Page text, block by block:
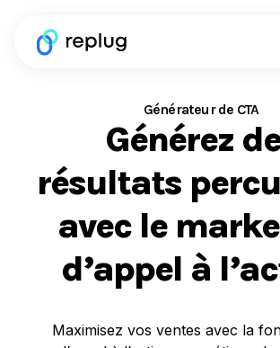
Générateur de CTA
Générez
résultats
avec le
d’appel à
Maximisez vos ventes avec la